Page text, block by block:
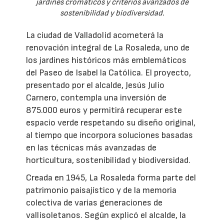
jardines cromáticos y criterios avanzados de
sostenibilidad y biodiversidad.
La ciudad de Valladolid acometerá la
renovación integral de La Rosaleda, uno de
los jardines históricos más emblemáticos
del Paseo de Isabel la Católica. El proyecto,
presentado por el alcalde, Jesús Julio
Carnero, contempla una inversión de
875.000 euros y permitirá recuperar este
espacio verde respetando su diseño original,
al tiempo que incorpora soluciones basadas
en las técnicas más avanzadas de
horticultura, sostenibilidad y biodiversidad.
Creada en 1945, La Rosaleda forma parte del
patrimonio paisajístico y de la memoria
colectiva de varias generaciones de
vallisoletanos. Según explicó el alcalde, la